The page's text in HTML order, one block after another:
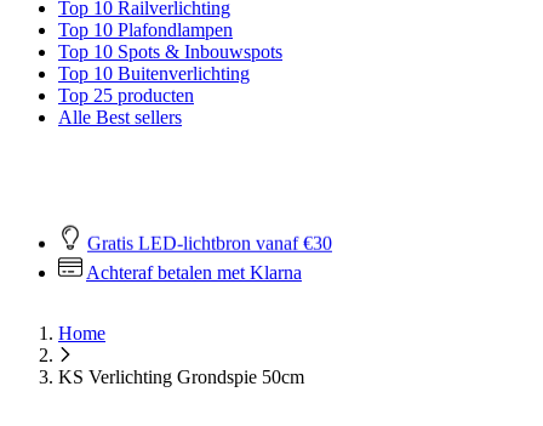
Top 10 Railverlichting
Top 10 Plafondlampen
Top 10 Spots & Inbouwspots
Top 10 Buitenverlichting
Top 25 producten
Alle Best sellers
Gratis LED-lichtbron vanaf €30
Achteraf betalen met Klarna
Home
KS Verlichting Grondspie 50cm